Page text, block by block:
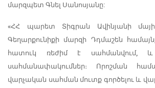
մարզպետ Գնել Սանոսյանը:
«ՀՀ պարետ Տիգրան Ավինյանի
Գեղարքունիքի մարզի Դդմաշեն
հատուկ ռեժիմ է սահմանվում, և
սահմանափակումներ։ Որոշման
վարչական սահման մուտք գործելու և